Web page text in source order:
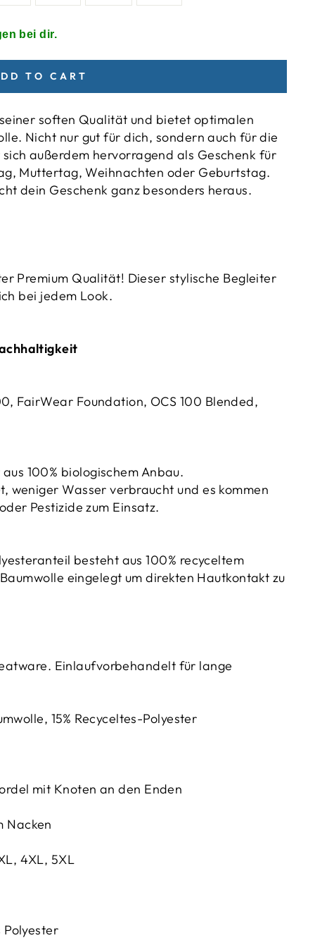
bei dir.
TO CART
soften Qualität und bietet optimalen
Nicht nur gut für dich, sondern auch für die
außerdem hervorragend als Geschenk für
Muttertag, Weihnachten oder Geburtstag.
dein Geschenk ganz besonders heraus.
Premium Qualität! Dieser stylische Begleiter
bei jedem Look.
FairWear Foundation, OCS 100 Blended,
100% biologischem Anbau.
weniger Wasser verbraucht und es kommen
Pestizide zum Einsatz.
besteht aus 100% recyceltem
eingelegt um direkten Hautkontakt zu
Einlaufvorbehandelt für lange
15% Recyceltes-Polyester
mit Knoten an den Enden
Nacken
4XL, 5XL
Polyester